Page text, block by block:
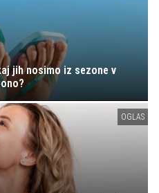
jih nosimo iz sezone v
OGLAS